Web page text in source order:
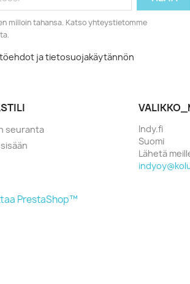
milloin tahansa. Katso yhteystietomme
ja tietosuojakäytännön
seuranta
Indy.fi
Suomi
Lähetä
PrestaShop™